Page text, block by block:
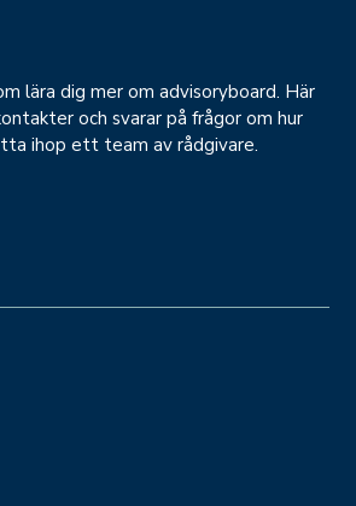
lära dig mer om advisoryboard. Här
och svarar på frågor om hur
ihop ett team av rådgivare.